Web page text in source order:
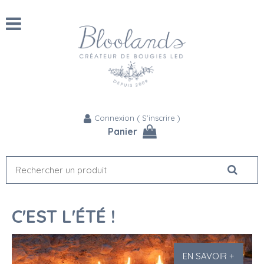
Connexion ( S'inscrire )
Panier
C'EST L'ÉTÉ !
EN SAVOIR +